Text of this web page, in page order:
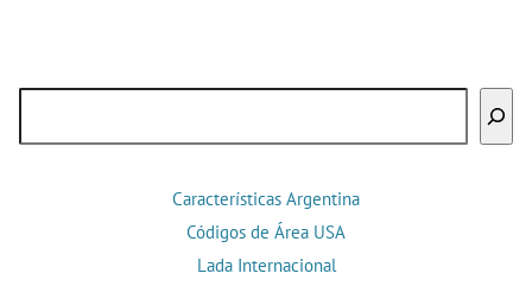
Características Argentina
Códigos de Área USA
Lada Internacional